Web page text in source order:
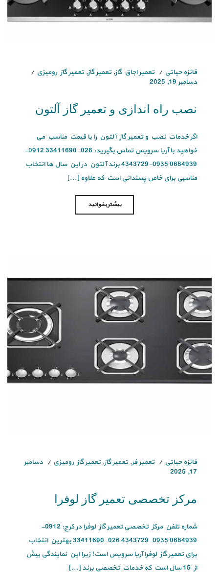
فائزه حیاتی تعمیر اجاق گاز, تعمیر گاز, تعمیر گاز رومیزی
دسامبر 19, 2025
نصب راه اندازی و تعمیر گاز آلتون
اگر خدمات نصب و تعمیر گاز آلتون را با قیمت مناسب می
خواهید با آریا سرویس تماس بگیرید: 026-33411690 0912-
0684939 0935-4343729 برند آلتون در این سال ها انتخاب
مناسبی برای خاص پسندانی است که علاوه [...]
بیشتر بخوانید
فائزه حیاتی تعمیر فر, تعمیر گاز, تعمیر گاز رومیزی
دسامبر
17, 2025
مرکز تخصصی تعمیر گاز لوفرا
شماره تلفن مرکز تخصصی تعمیر گاز لوفرا در کرج: 0912-
0684939 0935-4343729 026-33411690 بهترین انتخاب
برای تعمیر گاز لوفرا آریا سرویس است! زیرا این نمایندگی بیش
از 15 سال است که خدمات تخصصی برند [...]